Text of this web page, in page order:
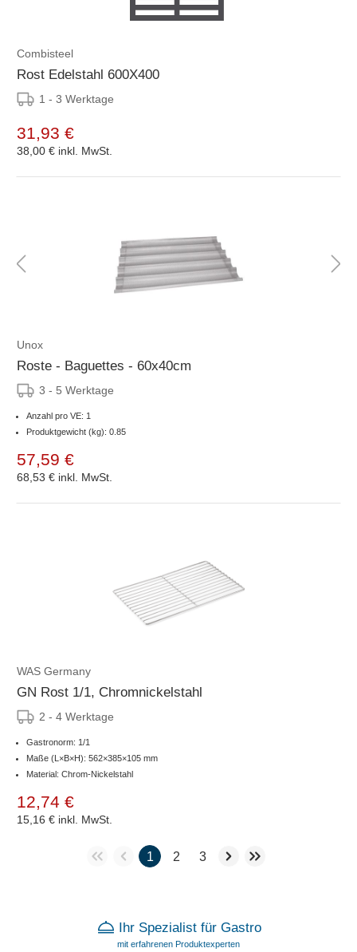
Combisteel
Rost Edelstahl 600X400
1 - 3 Werktage
31,93 €
38,00 € inkl. MwSt.
Unox
Roste - Baguettes - 60x40cm
3 - 5 Werktage
Anzahl pro VE: 1
Produktgewicht (kg): 0.85
57,59 €
68,53 € inkl. MwSt.
WAS Germany
GN Rost 1/1, Chromnickelstahl
2 - 4 Werktage
Gastronorm: 1/1
Maße (L×B×H): 562×385×105 mm
Material: Chrom-Nickelstahl
12,74 €
15,16 € inkl. MwSt.
1 2 3
Ihr Spezialist für Gastro
mit erfahrenen Produktexperten